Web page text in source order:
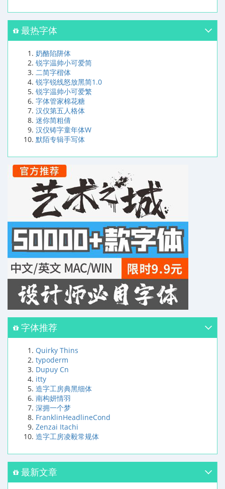
最热字体
奶酪陷阱体
锐字温帅小可爱简
二简字楷体
锐字锐线怒放黑简1.0
锐字温帅小可爱繁
字体管家棉花糖
汉仪第五人格体
迷你简粗倩
汉仪铸字童年体W
默陌专辑手写体
字体推荐
Quirky Thins
typoderm
Dupuy Cn
itty
造字工房典黑细体
南构妍情羽
深拥一个梦
FranklinHeadlineCond
Zenzai Itachi
造字工房凌毅常规体
最新文章